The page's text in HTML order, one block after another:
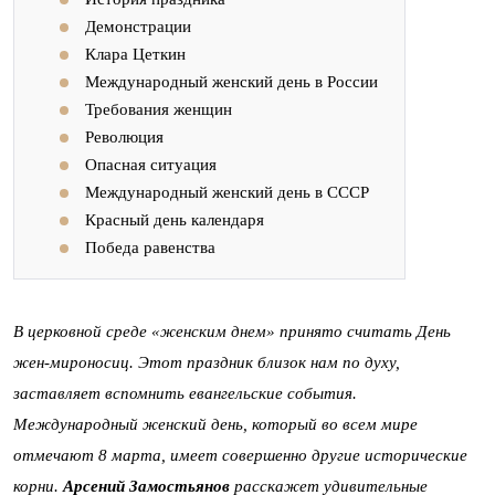
Демонстрации
Клара Цеткин
Международный женский день в России
Требования женщин
Революция
Опасная ситуация
Международный женский день в СССР
Красный день календаря
Победа равенства
В церковной среде «женским днем» принято считать День
жен-мироносиц. Этот праздник близок нам по духу,
заставляет вспомнить евангельские события.
Международный женский день, который во всем мире
отмечают 8 марта, имеет совершенно другие исторические
корни.Арсений Замостьянов расскажет удивительные